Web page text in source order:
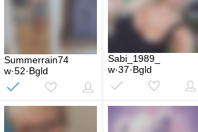
Summerrain74
w·52·Bgld
Sabi_1989_
w·37·Bgld